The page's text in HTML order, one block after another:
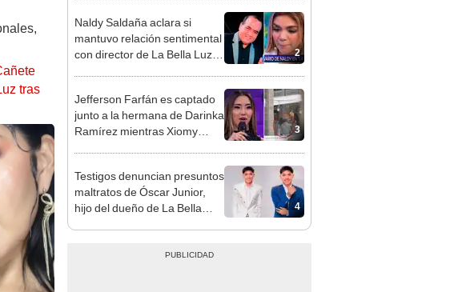
tras
2
Naldy Saldaña aclara si
mantuvo relación sentimental
con director de La Bella Luz
bajo”
3
Jefferson Farfán es captado
junto a la hermana de Darinka
Ramírez mientras Xiomy
4
Testigos denuncian presuntos
maltratos de Óscar Junior,
hijo del dueño de La Bella